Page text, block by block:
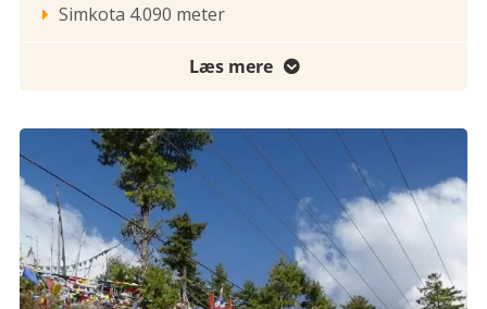
 Simkota 4.090 meter
Læs mere 